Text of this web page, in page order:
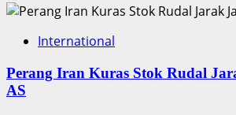
Sudiro
2
Latihan
International
Perang Iran Kuras Stok Rudal
AS